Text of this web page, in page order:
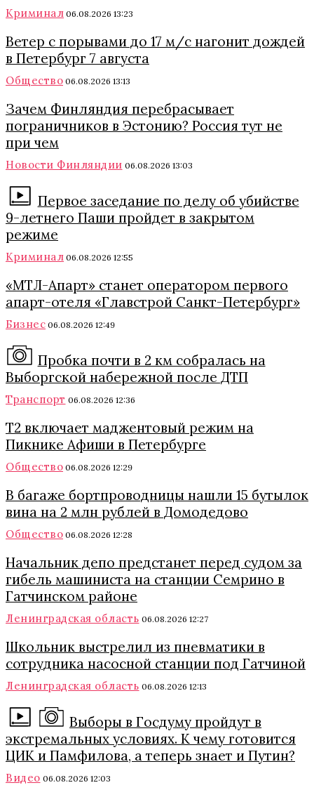
Криминал 06.08.2026 13:23
Ветер с порывами до 17 м/с нагонит дождей
в Петербург 7 августа
Общество 06.08.2026 13:13
Зачем Финляндия перебрасывает
пограничников в Эстонию? Россия тут не
при чем
Новости Финляндии 06.08.2026 13:03
Первое заседание по делу об убийстве
9-летнего Паши пройдет в закрытом
режиме
Криминал 06.08.2026 12:55
«МТЛ-Апарт» станет оператором первого
апарт-отеля «Главстрой Санкт-Петербург»
Бизнес 06.08.2026 12:49
Пробка почти в 2 км собралась на
Выборгской набережной после ДТП
Транспорт 06.08.2026 12:36
Т2 включает маджентовый режим на
Пикнике Афиши в Петербурге
Общество 06.08.2026 12:29
В багаже бортпроводницы нашли 15 бутылок
вина на 2 млн рублей в Домодедово
Общество 06.08.2026 12:28
Начальник депо предстанет перед судом за
гибель машиниста на станции Семрино в
Гатчинском районе
Ленинградская область 06.08.2026 12:27
Школьник выстрелил из пневматики в
сотрудника насосной станции под Гатчиной
Ленинградская область 06.08.2026 12:13
Выборы в Госдуму пройдут в
экстремальных условиях. К чему готовится
ЦИК и Памфилова, а теперь знает и Путин?
Видео 06.08.2026 12:03